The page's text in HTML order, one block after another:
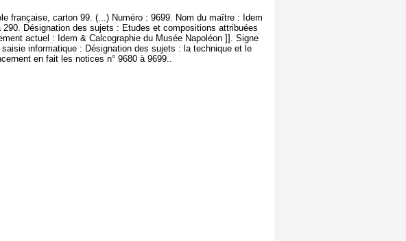
française, carton 99. (...) Numéro : 9699. Nom du maître : Idem
Désignation des sujets : Etudes et compositions attribuées
actuel : Idem & Calcographie du Musée Napoléon ]]. Signe
informatique : Désignation des sujets : la technique et le
en fait les notices n° 9680 à 9699..